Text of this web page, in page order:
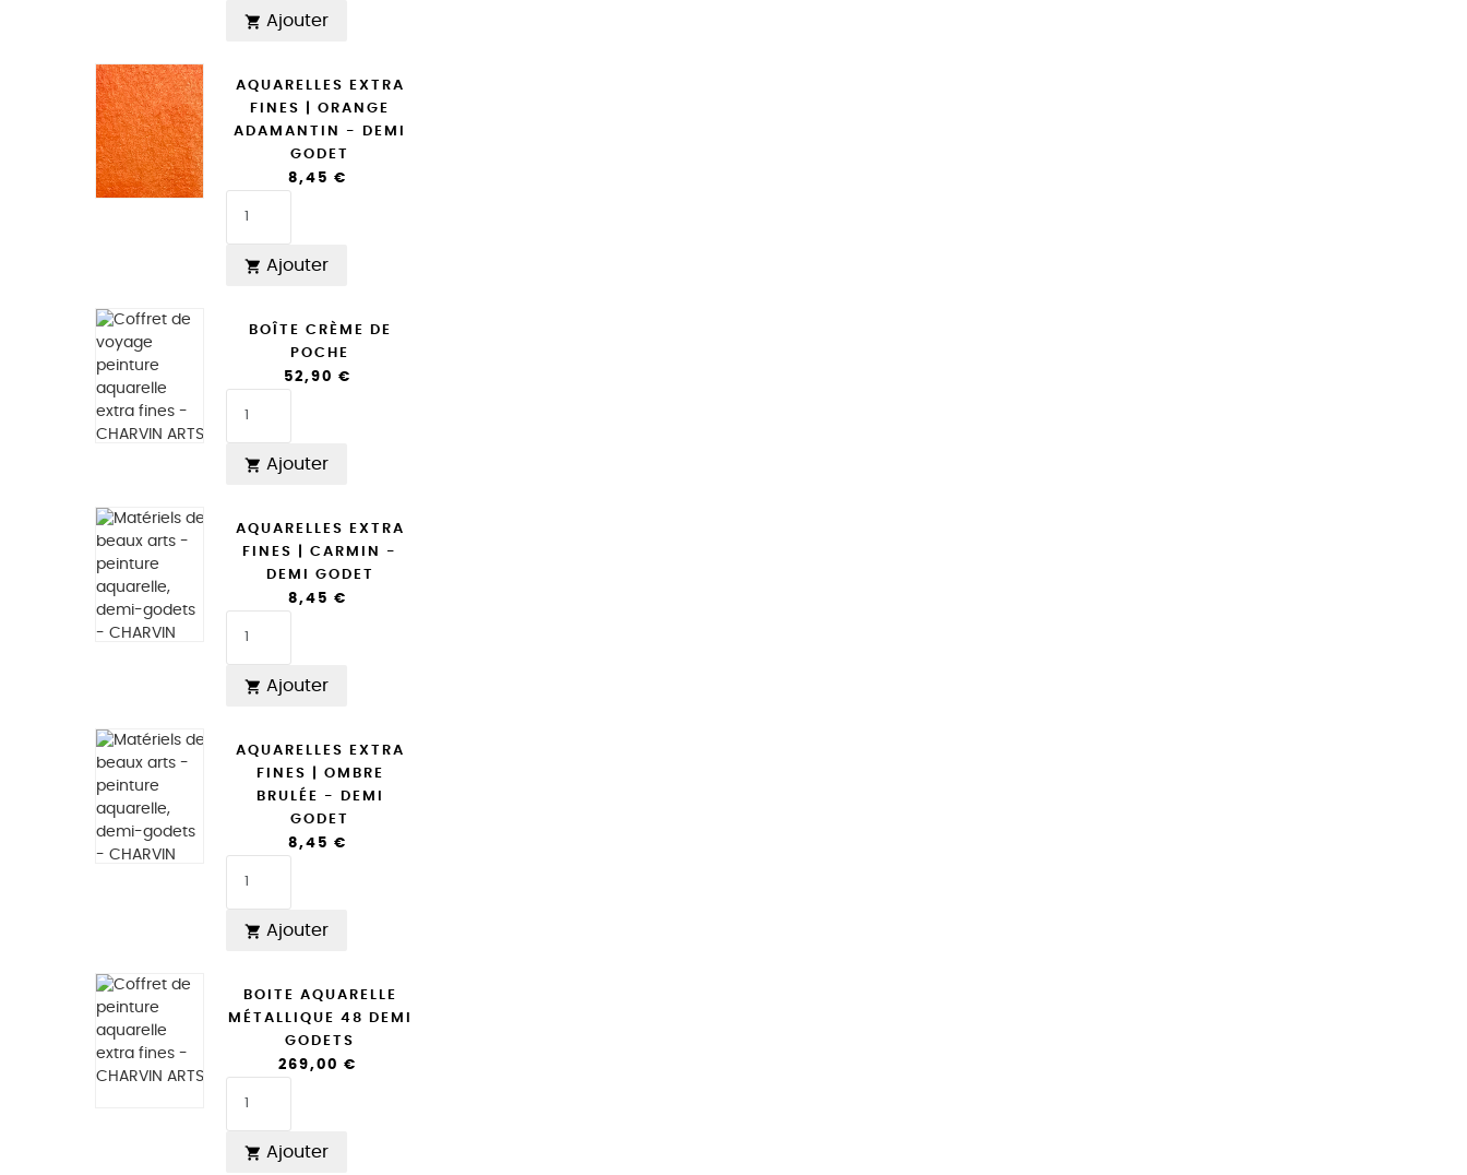
 Ajouter
AQUARELLES EXTRA
FINES | ORANGE
ADAMANTIN - DEMI
GODET
8,45 €
 Ajouter
BOÎTE CRÈME DE
POCHE
52,90 €
 Ajouter
AQUARELLES EXTRA
FINES | CARMIN -
DEMI GODET
8,45 €
 Ajouter
AQUARELLES EXTRA
FINES | OMBRE
BRULÉE - DEMI
GODET
8,45 €
 Ajouter
BOITE AQUARELLE
MÉTALLIQUE 48 DEMI
GODETS
269,00 €
 Ajouter